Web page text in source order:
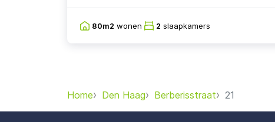
80m2 wonen 2 slaapkamers
Home Den Haag Berberisstraat 21